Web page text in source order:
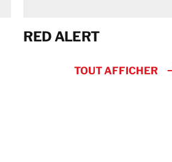
RED ALERT
TOUT AFFICHER